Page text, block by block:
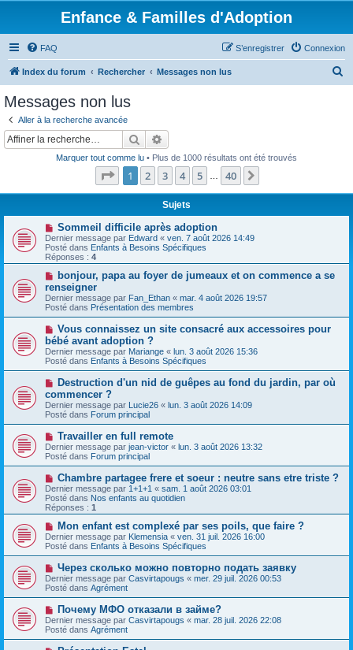
Enfance & Familles d'Adoption
FAQ Connexion
S’enregistrer
Index du forum Rechercher Messages non lus
Messages non lus
Aller à la recherche avancée
Rechercher
Marquer tout comme lu • Plus de 1000 résultats ont été trouvés
Page 1sur40
1 2 3 4 5 40
Sujets
N
o
u
v
e
a
u
m
e
s
s
a
g
e
Sommeil difficile après adoption
Dernier message par Edward « ven. 7 août 2026 14:49
Posté dans Enfants à Besoins Spécifiques
Réponses : 4
N
u
v
e
a
u
m
e
s
a
g
e
bonjour, papa au foyer de jumeaux et on commence a se
renseigner
Dernier message par Fan_Ethan « mar. 4 août 2026 19:57
Posté dans Présentation des membres
N
o
u
v
e
a
m
e
s
a
e
Vous connaissez un site consacré aux accessoires pour
bébé avant adoption ?
Dernier message par Mariange « lun. 3 août 2026 15:36
Posté dans Enfants à Besoins Spécifiques
N
u
v
e
a
m
e
s
s
g
e
Destruction d'un nid de guêpes au fond du jardin, par où
commencer ?
Dernier message par Lucie26 « lun. 3 août 2026 14:09
Posté dans Forum principal
N
o
u
v
a
u
m
e
s
a
g
e
Travailler en full remote
Dernier message par jean-victor « lun. 3 août 2026 13:32
Posté dans Forum principal
N
o
u
v
e
a
u
m
e
s
a
g
e
Chambre partagee frere et soeur : neutre sans etre triste ?
Dernier message par 1+1+1 « sam. 1 août 2026 03:01
Posté dans Nos enfants au quotidien
Réponses : 1
N
o
u
v
e
a
u
m
e
s
a
g
e
Mon enfant est complexé par ses poils, que faire ?
Dernier message par Klemensia « ven. 31 juil. 2026 16:00
Posté dans Enfants à Besoins Spécifiques
N
o
u
v
e
a
u
m
e
Через сколько можно повторно подать заявку
Dernier message par Casvirtapougs « mer. 29 juil. 2026 00:53
Posté dans Agrément
N
o
u
v
e
Почему МФО отказали в займе?
Dernier message par Casvirtapougs « mar. 28 juil. 2026 22:08
Posté dans Agrément